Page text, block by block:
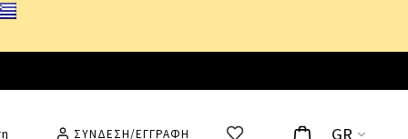
ΣΥΝΔΕΣΗ/ΕΓΓΡΑΦΗ GR